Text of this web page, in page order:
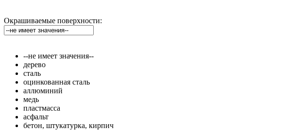
Окрашиваемые поверхности:
--не имеет значения--
дерево
сталь
оцинкованная сталь
аллюминий
медь
пластмасса
асфальт
бетон, штукатурка, кирпич